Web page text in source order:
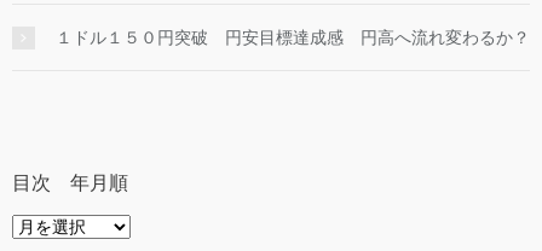
１ドル１５０円突破 円安目標達成感 円高へ流れ変わるか？
目次 年月順
目